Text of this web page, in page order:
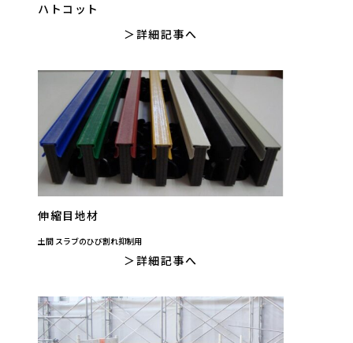
ハトコット
詳細記事へ
伸縮目地材
土間 スラブのひび割れ抑制用
詳細記事へ